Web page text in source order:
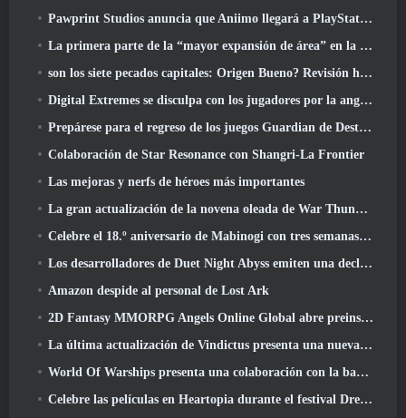
Pawprint Studios anuncia que Aniimo llegará a PlayStation 5 Y la tienda de Epic Games en los lanzamientos
La primera parte de la “mayor expansión de área” en la historia de RuneScape se lanza hoy
son los siete pecados capitales: Origen Bueno? Revisión honesta
Digital Extremes se disculpa con los jugadores por la angustia causada por las “invitaciones nefastas” en Warframe
Prepárese para el regreso de los juegos Guardian de Destiny 2
Colaboración de Star Resonance con Shangri-La Frontier
Las mejoras y nerfs de héroes más importantes
La gran actualización de la novena oleada de War Thunder mejora el aspecto de las batallas navales con imágenes acuáticas mejoradas
Celebre el 18.º aniversario de Mabinogi con tres semanas de eventos y recompensas
Los desarrolladores de Duet Night Abyss emiten una declaración oficial sobre un reciente incidente de malware después de la actualización del juego
Amazon despide al personal de Lost Ark
2D Fantasy MMORPG Angels Online Global abre preinscripción
La última actualización de Vindictus presenta una nueva incursión en la que los jugadores se enfrentarán al Guardián de Caliburn
World Of Warships presenta una colaboración con la banda sueca de heavy metal Sabaton
Celebre las películas en Heartopia durante el festival Dreamlight Cinematics